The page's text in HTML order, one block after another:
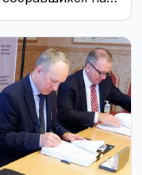
Крещения
еще раз
...